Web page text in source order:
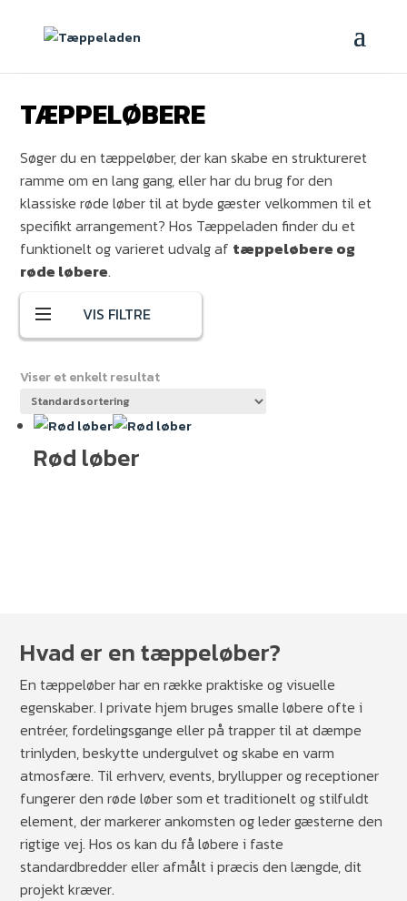
TÆPPELØBERE
Søger du en tæppeløber, der kan skabe en struktureret
ramme om en lang gang, eller har du brug for den
klassiske røde løber til at byde gæster velkommen til et
specifikt arrangement? Hos Tæppeladen finder du et
funktionelt og varieret udvalg af tæppeløbere og
røde løbere.
VIS FILTRE
Kategori
Tæpper
Nålefilt
Tæppeløbere
Viser et enkelt resultat
Rød løber
Hvad er en tæppeløber?
En tæppeløber har en række praktiske og visuelle
egenskaber. I private hjem bruges smalle løbere ofte i
entréer, fordelingsgange eller på trapper til at dæmpe
trinlyden, beskytte undergulvet og skabe en varm
atmosfære. Til erhverv, events, bryllupper og receptioner
fungerer den røde løber som et traditionelt og stilfuldt
element, der markerer ankomsten og leder gæsterne den
rigtige vej. Hos os kan du få løbere i faste
standardbredder eller afmålt i præcis den længde, dit
projekt kræver.